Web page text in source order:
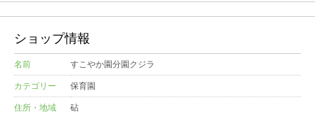
ショップ情報
名前 すこやか園分園クジラ
カテゴリー 保育園
住所・地域 砧